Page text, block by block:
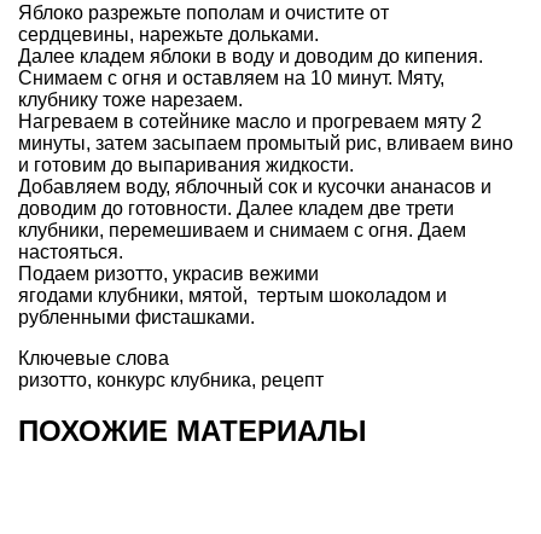
Яблоко разрежьте пополам и очистите от
сердцевины, нарежьте дольками.
Далее кладем яблоки в воду и доводим до кипения.
Снимаем с огня и оставляем на 10 минут. Мяту,
клубнику тоже нарезаем.
Нагреваем в сотейнике масло и прогреваем мяту 2
минуты, затем засыпаем промытый рис, вливаем вино
и готовим до выпаривания жидкости.
Добавляем воду, яблочный сок и кусочки ананасов и
доводим до готовности. Далее кладем две трети
клубники, перемешиваем и снимаем с огня. Даем
настояться.
Подаем ризотто, украсив вежими
ягодами клубники, мятой, тертым шоколадом и
рубленными фисташками.
Ключевые слова
ризотто, конкурс клубника, рецепт
ПОХОЖИЕ МАТЕРИАЛЫ